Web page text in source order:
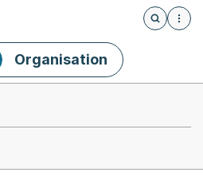
Öffnet
Organisation